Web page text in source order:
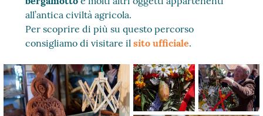
all’antica civiltà agricola.
Per scoprire di più su questo percorso
consigliamo di visitare ilsito ufficiale.